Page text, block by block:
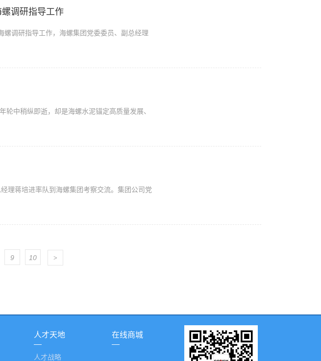
调研指导工作
螺调研指导工作，海螺集团党委委员、副总经理
轮中稍纵即逝，却是海螺水泥锚定高质量发展、
理蒋培进率队到海螺集团考察交流。集团公司党
9 10 >
人才天地
人才战略
在线商城